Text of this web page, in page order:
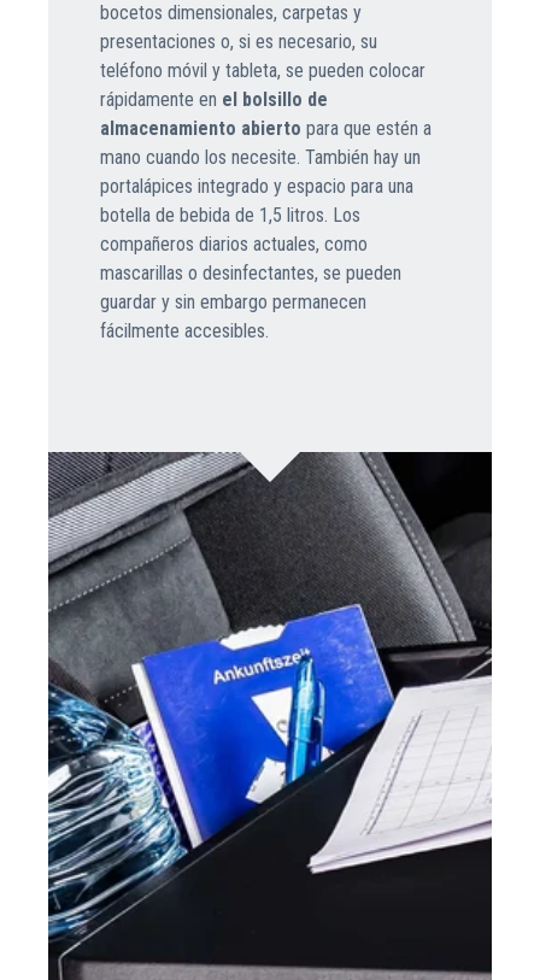
bocetos dimensionales, carpetas y
presentaciones o, si es necesario, su
teléfono móvil y tableta, se pueden colocar
rápidamente en el bolsillo de
almacenamiento abierto para que estén a
mano cuando los necesite. También hay un
portalápices integrado y espacio para una
botella de bebida de 1,5 litros. Los
compañeros diarios actuales, como
mascarillas o desinfectantes, se pueden
guardar y sin embargo permanecen
fácilmente accesibles.